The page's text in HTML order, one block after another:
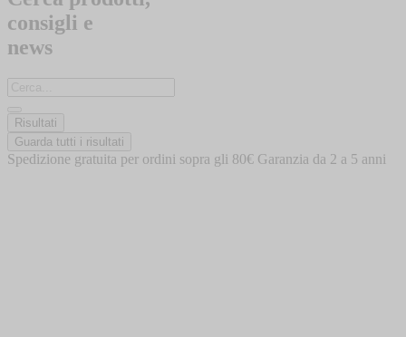
consigli e
news
Risultati
Guarda tutti i risultati
Spedizione gratuita per ordini sopra gli 80€ Garanzia da 2 a 5 anni